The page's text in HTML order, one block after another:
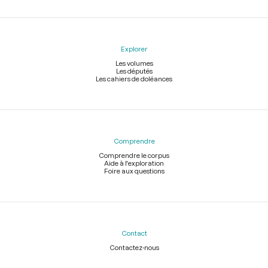
Explorer
Les volumes
Les députés
Les cahiers de doléances
Comprendre
Comprendre le corpus
Aide à l'exploration
Foire aux questions
Contact
Contactez-nous